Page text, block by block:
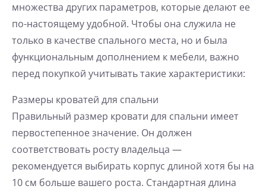
множества других параметров, которые делают ее
по-настоящему удобной. Чтобы она служила не
только в качестве спального места, но и была
функциональным дополнением к мебели, важно
перед покупкой учитывать такие характеристики:
Размеры кроватей для спальни
Правильный размер кровати для спальни имеет
первостепенное значение. Он должен
соответствовать росту владельца —
рекомендуется выбирать корпус длиной хотя бы на
10 см больше вашего роста. Стандартная длина